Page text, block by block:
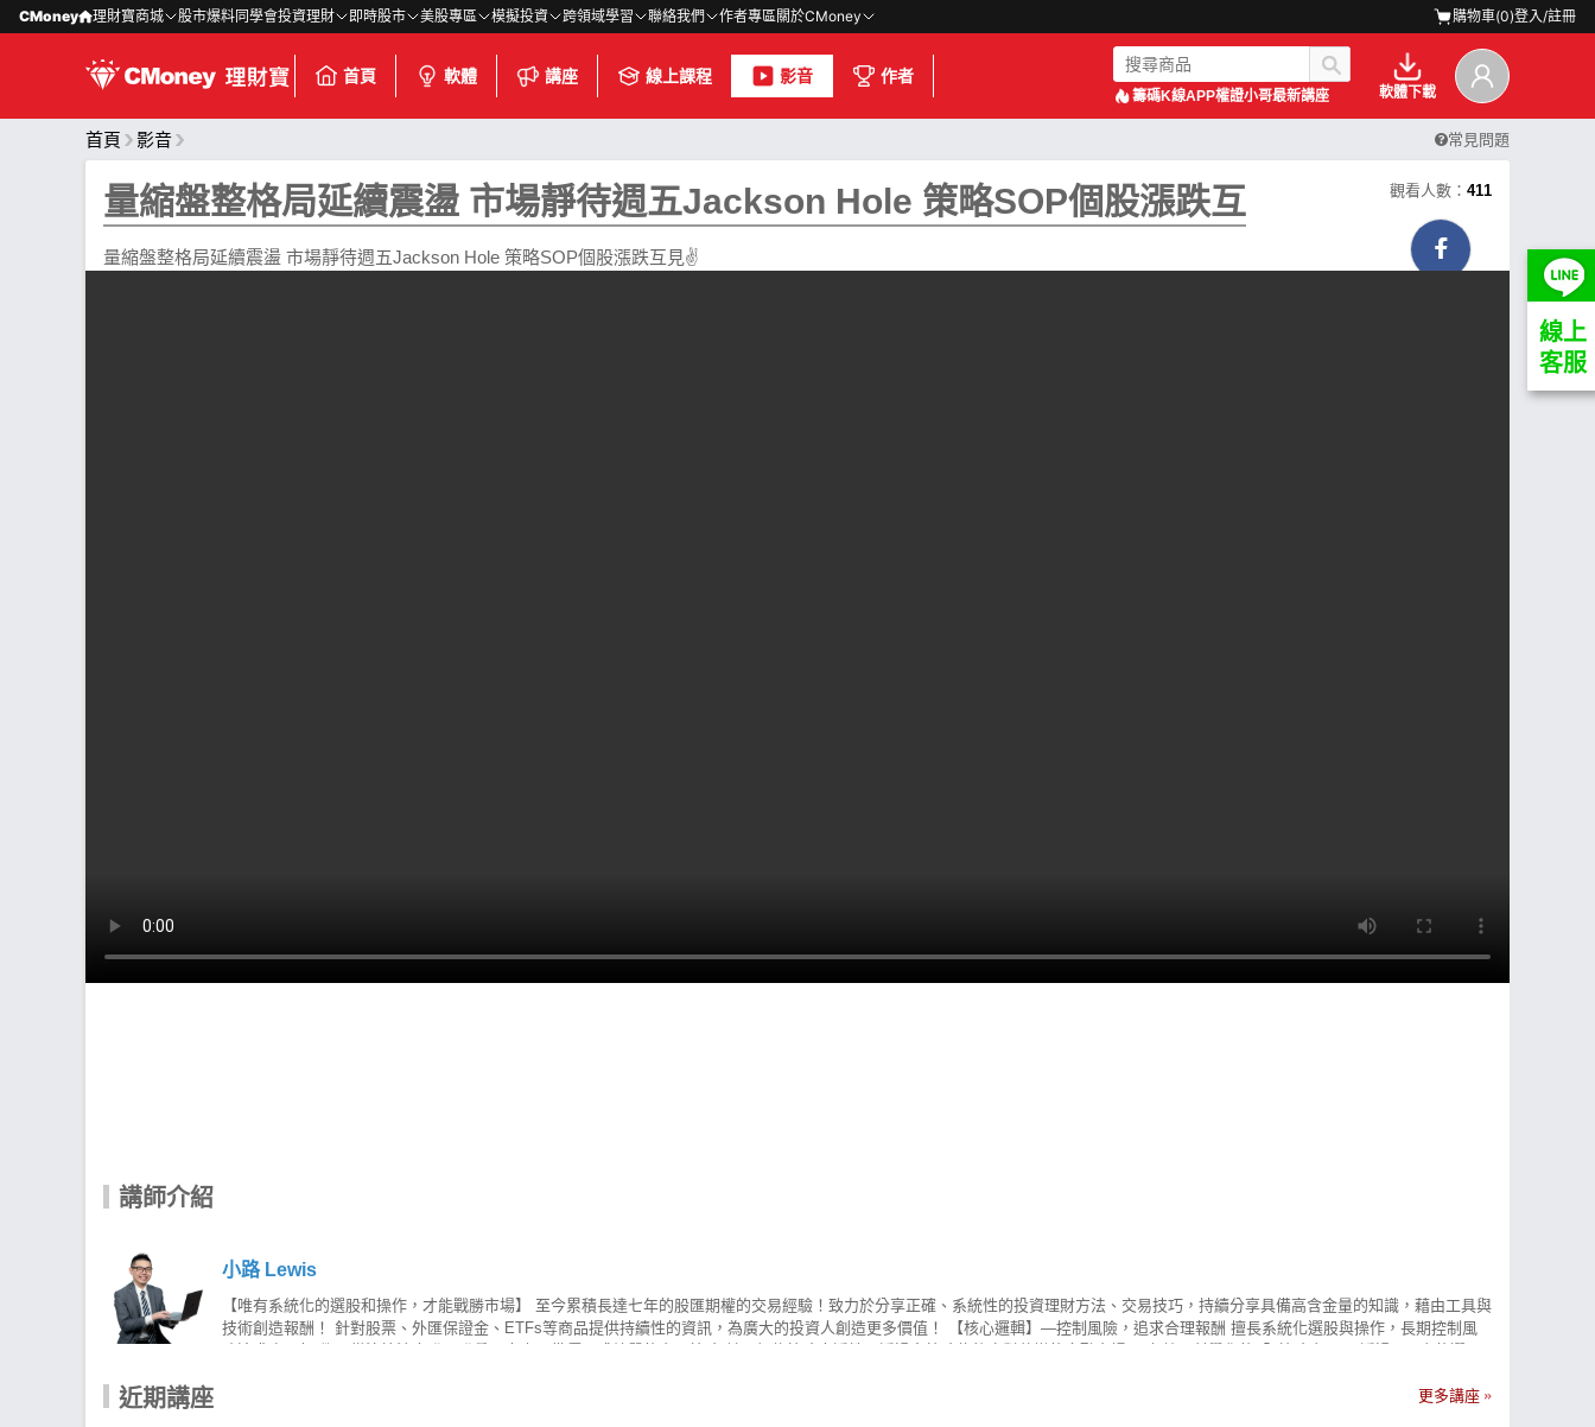
CMoney 理財寶商城 股市爆料同學會投資理財 即時股市 美股專區 模擬投資 跨領域學習 聯絡我們 作者專區關於CMoney 購物車(0)登入/註冊
首頁 軟體 講座 線上課程 影音 作者
籌碼K線APP權證小哥最新講座 軟體下載
首頁 影音 常見問題
線上
客服
量縮盤整格局延續震盪 市場靜待週五Jackson Hole 策略SOP個股漲跌互 觀看人數： 411
量縮盤整格局延續震盪 市場靜待週五Jackson Hole 策略SOP個股漲跌互見✌
講師介紹
小路 Lewis
【唯有系統化的選股和操作，才能戰勝市場】 至今累積長達七年的股匯期權的交易經驗！致力於分享正確、系統性的投資理財方法、交易技巧，持續分享具備高含金量的知識，藉由工具與
技術創造報酬！ 針對股票、外匯保證金、ETFs等商品提供持續性的資訊，為廣大的投資人創造更多價值！ 【核心邏輯】—控制風險，追求合理報酬 擅長系統化選股與操作，長期控制風
險追求合理報酬！ 從演算法出發，發覺歷史中具備優異成績單的交易策略 並且相信策略穿透性，透過多策略能夠應對萬變的金融市場 現在就用科學化的「#策略交易」 透過 #固定的選股
Lewis-台股實戰APP 利用獨家3大策略，篩出具備上漲潛力因子的爆發股，幫你解決以上選股問題！ 天羅地網：過濾錯誤訊號 績優籌碼股：避開股市盲區 低估成長股：應對萬面的金融市
近期講座 更多講座